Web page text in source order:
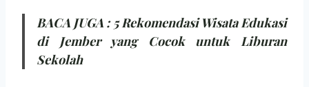
BACA JUGA : 5 Rekomendasi Wisata Edukasi
di Jember yang Cocok untuk Liburan
Sekolah